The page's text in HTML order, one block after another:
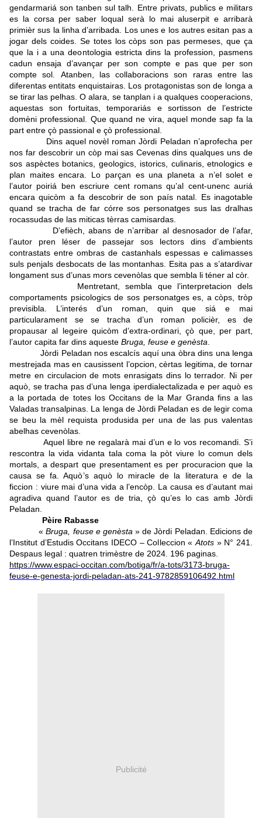
gendarmariá son tanben sul talh. Entre privats, publics e militars
es la corsa per saber loqual serà lo mai aluserpit e arribarà
primièr sus la linha d’arribada. Los unes e los autres esitan pas a
jogar dels coides. Se totes los còps son pas permeses, que ça
que la i a una deontologia estricta dins la profession, pasmens
cadun ensaja d’avançar per son compte e pas que per son
compte sol. Atanben, las collaboracions son raras entre las
diferentas entitats enquistairas. Los protagonistas son de longa a
se tirar las pelhas. O alara, se tanplan i a qualques cooperacions,
aquestas son fortuitas, temporariás e sortisson de l’estricte
domèni professional. Que quand ne vira, aquel monde sap fa la
part entre çò passional e çò professional.
Dins aquel novèl roman Jòrdi Peladan n’aprofecha per
nos far descobrir un còp mai sas Cevenas dins qualques uns de
sos aspèctes botanics, geologics, istorics, culinaris, etnologics e
plan maites encara. Lo parçan es una planeta a n’el solet e
l’autor poiriá ben escriure cent romans qu’al cent-unenc auriá
encara quicòm a fa descobrir de son país natal. Es inagotable
quand se tracha de far córre sos personatges sus las dralhas
rocassudas de las miticas tèrras camisardas.
D’efièch, abans de n’arribar al desnosador de l’afar,
l’autor pren léser de passejar sos lectors dins d’ambients
contrastats entre ombras de castanhals espessas e calimasses
suls penjals desbocats de las montanhas. Esita pas a s’atardivar
longament sus d’unas mors cevenòlas que sembla li téner al còr.
Mentretant, sembla que l’interpretacion dels
comportaments psicologics de sos personatges es, a còps, tròp
previsibla. L’interés d’un roman, quin que siá e mai
particularament se se tracha d’un roman policièr, es de
propausar al legeire quicòm d’extra-ordinari, çò que, per part,
l’autor capita far dins aqueste Bruga, feuse e genèsta
Jòrdi Peladan nos escalcís aquí una òbra dins una lenga
mestrejada mas en causissent l’opcion, cèrtas legitima, de tornar
metre en circulacion de mots enrasigats dins lo terrador. Ni per
aquò, se tracha pas d’una lenga iperdialectalizada e per aquò es
a la portada de totes los Occitans de la Mar Granda fins a las
Valadas transalpinas. La lenga de Jòrdi Peladan es de legir coma
se beu la mèl requista produsida per una de las pus valentas
abelhas cevenòlas.
Aquel libre ne regalarà mai d’un e lo vos recomandi. S’i
rescontra la vida vidanta tala coma la pòt viure lo comun dels
mortals, a despart que presentament es per procuracion que la
causa se fa. Aquò’s aquò lo miracle de la literatura e de la
ficcion : viure mai d’una vida a l’encòp. La causa es d’autant mai
agradiva quand l’autor es de tria, çò qu’es lo cas amb Jòrdi
Peladan.
Pèire Rabasse
«Bruga, feuse e genèsta » de Jòrdi Peladan. Edicions de
l’Institut d’Estudis Occitans IDECO – Colleccion « Atots» N° 241.
Despaus legal : quatren trimèstre de 2024. 196 paginas.
https://www.espaci-occitan.com/botiga/fr/a-tots/3173-bruga-
feuse-e-genesta-jordi-peladan-ats-241-9782859106492.html
Publicité